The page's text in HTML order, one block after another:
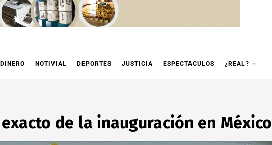
DINERO NOTIVIAL DEPORTES JUSTICIA ESPECTACULOS ¿REAL?
de la inauguración en México